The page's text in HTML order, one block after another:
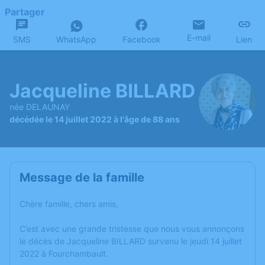
Partager
SMS WhatsApp Facebook E-mail Lien
Jacqueline BILLARD
née DELAUNAY
décédée le 14 juillet 2022 à l'âge de 88 ans
Message de la famille
Chère famille, chers amis,
C’est avec une grande tristesse que nous vous annonçons
le décès de Jacqueline BILLARD survenu le jeudi 14 juillet
2022 à Fourchambault.